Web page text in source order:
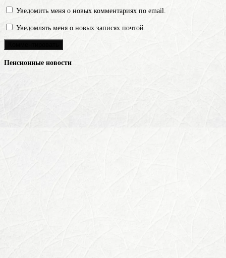
Уведомить меня о новых комментариях по email.
Уведомлять меня о новых записях почтой.
Пенсионные новости